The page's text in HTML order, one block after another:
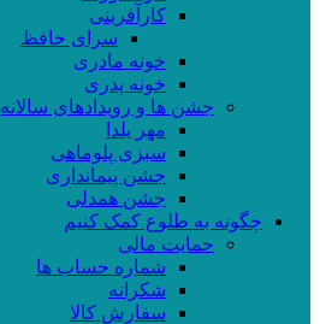
کارآفرینی
سرای حافظ
خونه مادری
خونه پدری
جشن ها و رویدادهای سالانه
مهر یلدا
سبزی پلوماهی
جشن پیمانداری
جشن همدلی
چگونه به طلوع کمک کنیم
حمایت مالی
شماره حساب ها
شکرانه
سفارش کالا